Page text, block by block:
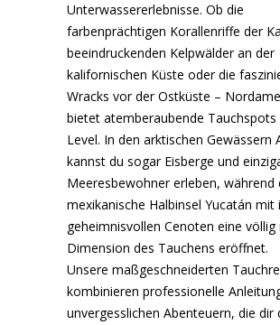
Unterwassererlebnisse. Ob die
farbenprächtigen Korallenriffe der
beeindruckenden Kelpwälder an der
kalifornischen Küste oder die
Wracks vor der Ostküste –
bietet atemberaubende Tauchspots
Level. In den arktischen Gewässern
kannst du sogar Eisberge und
Meeresbewohner erleben, während
mexikanische Halbinsel Yucatán mit
geheimnisvollen Cenoten eine völlig
Dimension des Tauchens eröffnet.
Unsere maßgeschneiderten
kombinieren professionelle
unvergesslichen Abenteuern, die dir